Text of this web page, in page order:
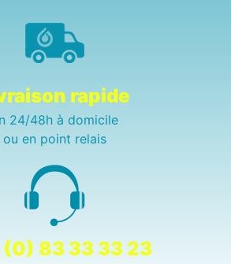
rapide
24/48h à domicile
ou en point relais
(0) 83 33 33 23